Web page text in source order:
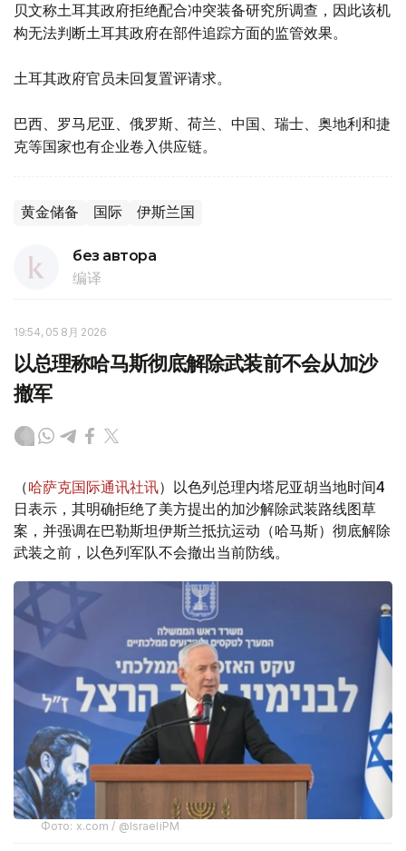
贝文称土耳其政府拒绝配合冲突装备研究所调查，因此该机
构无法判断土耳其政府在部件追踪方面的监管效果。
土耳其政府官员未回复置评请求。
巴西、罗马尼亚、俄罗斯、荷兰、中国、瑞士、奥地利和捷
克等国家也有企业卷入供应链。
黄金储备 国际 伊斯兰国
без автора
编译
19:54, 05 8月 2026
以总理称哈马斯彻底解除武装前不会从加沙
撤军
（哈萨克国际通讯社讯）以色列总理内塔尼亚胡当地时间4
日表示，其明确拒绝了美方提出的加沙解除武装路线图草
案，并强调在巴勒斯坦伊斯兰抵抗运动（哈马斯）彻底解除
武装之前，以色列军队不会撤出当前防线。
Фото: x.com / @IsraeliPM